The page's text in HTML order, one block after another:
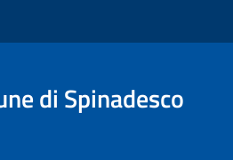
di Spinadesco